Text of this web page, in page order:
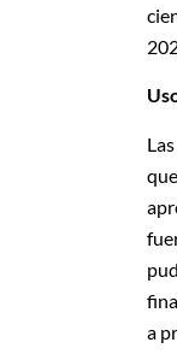
a